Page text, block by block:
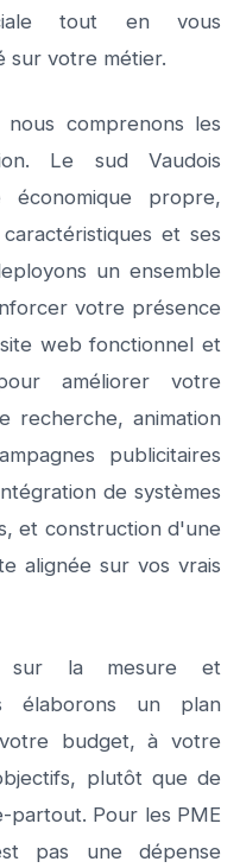
tout en vous
sur votre métier.
comprenons les
Le sud Vaudois
économique propre,
et ses
un ensemble
votre présence
web fonctionnel et
améliorer votre
recherche, animation
publicitaires
de systèmes
et construction d'une
alignée sur vos vrais
sur la mesure et
élaborons un plan
budget, à votre
plutôt que de
partout. Pour les PME
pas une dépense